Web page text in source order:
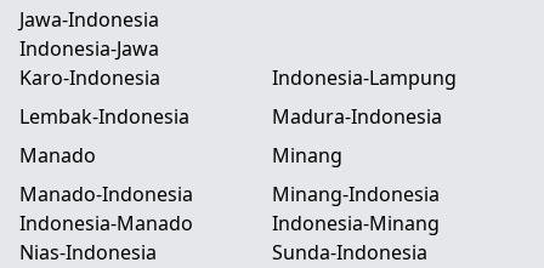
Jawa-Indonesia
Indonesia-Jawa
Karo-Indonesia
Indonesia-Lampung
Lembak-Indonesia
Madura-Indonesia
Manado
Manado-Indonesia
Indonesia-Manado
Minang
Minang-Indonesia
Indonesia-Minang
Nias-Indonesia
Sunda-Indonesia